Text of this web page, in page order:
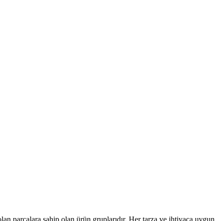
parçalara sahip olan ürün gruplarıdır. Her tarza ve ihtiyaca uygun